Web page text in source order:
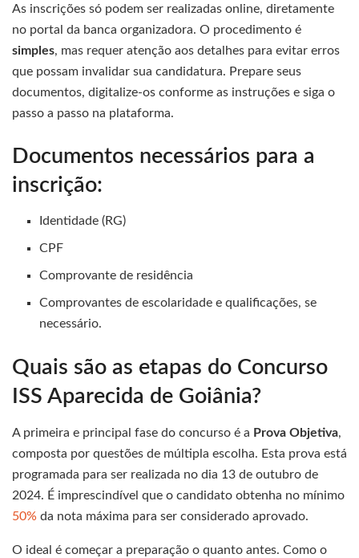
As inscrições só podem ser realizadas online, diretamente
no portal da banca organizadora. O procedimento é
simples, mas requer atenção aos detalhes para evitar erros
que possam invalidar sua candidatura. Prepare seus
documentos, digitalize-os conforme as instruções e siga o
passo a passo na plataforma.
Documentos necessários para a
inscrição:
Identidade (RG)
CPF
Comprovante de residência
Comprovantes de escolaridade e qualificações, se
necessário.
Quais são as etapas do Concurso
ISS Aparecida de Goiânia?
A primeira e principal fase do concurso é a Prova Objetiva,
composta por questões de múltipla escolha. Esta prova está
programada para ser realizada no dia 13 de outubro de
2024. É imprescindível que o candidato obtenha no mínimo
50% da nota máxima para ser considerado aprovado.
O ideal é começar a preparação o quanto antes. Como o